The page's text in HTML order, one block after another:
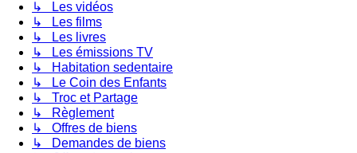
↳ Les vidéos
↳ Les films
↳ Les livres
↳ Les émissions TV
↳ Habitation sedentaire
↳ Le Coin des Enfants
↳ Troc et Partage
↳ Règlement
↳ Offres de biens
↳ Demandes de biens